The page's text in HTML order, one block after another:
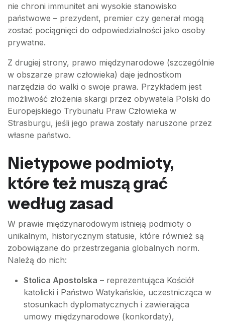
nie chroni immunitet ani wysokie stanowisko
państwowe – prezydent, premier czy generał mogą
zostać pociągnięci do odpowiedzialności jako osoby
prywatne.
Z drugiej strony, prawo międzynarodowe (szczególnie
w obszarze praw człowieka) daje jednostkom
narzędzia do walki o swoje prawa. Przykładem jest
możliwość złożenia skargi przez obywatela Polski do
Europejskiego Trybunału Praw Człowieka w
Strasburgu, jeśli jego prawa zostały naruszone przez
własne państwo.
Nietypowe podmioty,
które też muszą grać
według zasad
W prawie międzynarodowym istnieją podmioty o
unikalnym, historycznym statusie, które również są
zobowiązane do przestrzegania globalnych norm.
Należą do nich:
Stolica Apostolska – reprezentująca Kościół
katolicki i Państwo Watykańskie, uczestnicząca w
stosunkach dyplomatycznych i zawierająca
umowy międzynarodowe (konkordaty),